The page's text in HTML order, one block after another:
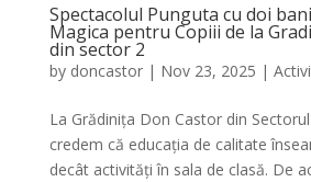
Spectacolul Punguta cu doi
Magica pentru Copiii de la
din sector 2
by doncastor| Nov 23, 2025 |
La Grădinița Don Castor din
credem că educația de calitate
decât activități în sala de clasă. De